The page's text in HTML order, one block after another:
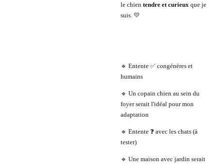
le chien tendre et curieux que je
suis. 💛
🔹 Entente ✅ congénères et
humains
🔹 Un copain chien au sein du
foyer serait l'idéal pour mon
adaptation
🔹 Entente ❓ avec les chats (à
tester)
🔹 Une maison avec jardin serait